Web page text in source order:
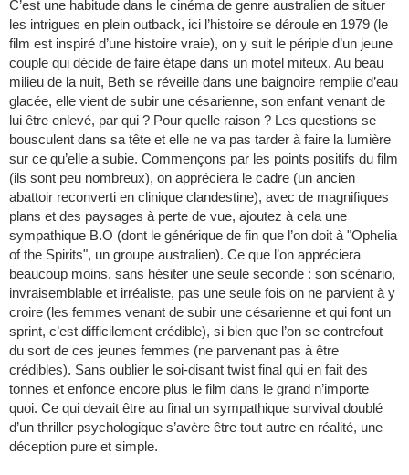
C’est une habitude dans le cinéma de genre australien de situer
les intrigues en plein outback, ici l’histoire se déroule en 1979 (le
film est inspiré d’une histoire vraie), on y suit le périple d’un jeune
couple qui décide de faire étape dans un motel miteux. Au beau
milieu de la nuit, Beth se réveille dans une baignoire remplie d’eau
glacée, elle vient de subir une césarienne, son enfant venant de
lui être enlevé, par qui ? Pour quelle raison ? Les questions se
bousculent dans sa tête et elle ne va pas tarder à faire la lumière
sur ce qu’elle a subie. Commençons par les points positifs du film
(ils sont peu nombreux), on appréciera le cadre (un ancien
abattoir reconverti en clinique clandestine), avec de magnifiques
plans et des paysages à perte de vue, ajoutez à cela une
sympathique B.O (dont le générique de fin que l’on doit à "Ophelia
of the Spirits", un groupe australien). Ce que l’on appréciera
beaucoup moins, sans hésiter une seule seconde : son scénario,
invraisemblable et irréaliste, pas une seule fois on ne parvient à y
croire (les femmes venant de subir une césarienne et qui font un
sprint, c’est difficilement crédible), si bien que l’on se contrefout
du sort de ces jeunes femmes (ne parvenant pas à être
crédibles). Sans oublier le soi-disant twist final qui en fait des
tonnes et enfonce encore plus le film dans le grand n’importe
quoi. Ce qui devait être au final un sympathique survival doublé
d’un thriller psychologique s’avère être tout autre en réalité, une
déception pure et simple.